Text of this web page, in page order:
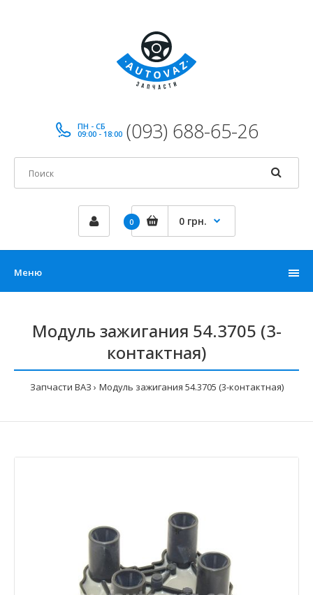
ПН - СБ
09:00 - 18:00 (093) 688-65-26
0 0 грн.
Меню
Модуль зажигания 54.3705 (3-
контактная)
Запчасти ВАЗ Модуль зажигания 54.3705 (3-контактная)